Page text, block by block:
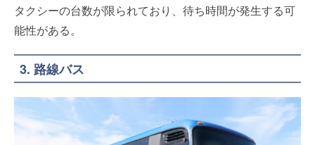
タクシーの台数が限られており、待ち時間が発生する可
能性がある。
3. 路線バス